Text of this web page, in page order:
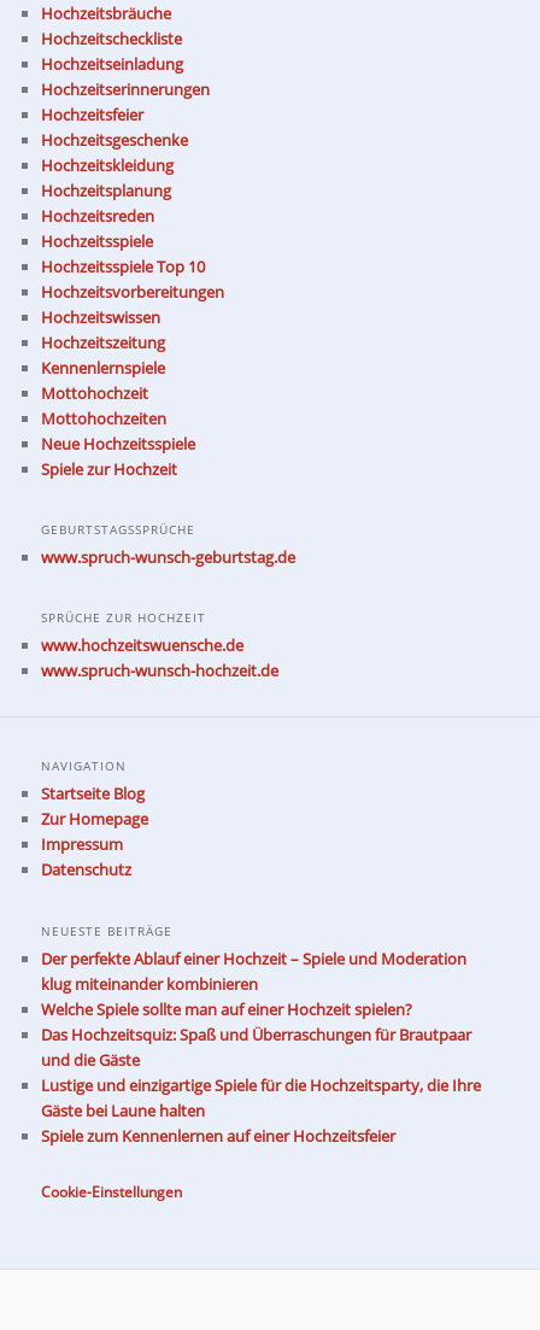
Hochzeitsbräuche
Hochzeitscheckliste
Hochzeitseinladung
Hochzeitserinnerungen
Hochzeitsfeier
Hochzeitsgeschenke
Hochzeitskleidung
Hochzeitsplanung
Hochzeitsreden
Hochzeitsspiele
Hochzeitsspiele Top 10
Hochzeitsvorbereitungen
Hochzeitswissen
Hochzeitszeitung
Kennenlernspiele
Mottohochzeit
Mottohochzeiten
Neue Hochzeitsspiele
Spiele zur Hochzeit
GEBURTSTAGSSPRÜCHE
www.spruch-wunsch-geburtstag.de
SPRÜCHE ZUR HOCHZEIT
www.hochzeitswuensche.de
www.spruch-wunsch-hochzeit.de
NAVIGATION
Startseite Blog
Zur Homepage
Impressum
Datenschutz
NEUESTE BEITRÄGE
Der perfekte Ablauf einer Hochzeit – Spiele und Moderation
klug miteinander kombinieren
Welche Spiele sollte man auf einer Hochzeit spielen?
Das Hochzeitsquiz: Spaß und Überraschungen für Brautpaar
und die Gäste
Lustige und einzigartige Spiele für die Hochzeitsparty, die Ihre
Gäste bei Laune halten
Spiele zum Kennenlernen auf einer Hochzeitsfeier
Cookie-Einstellungen